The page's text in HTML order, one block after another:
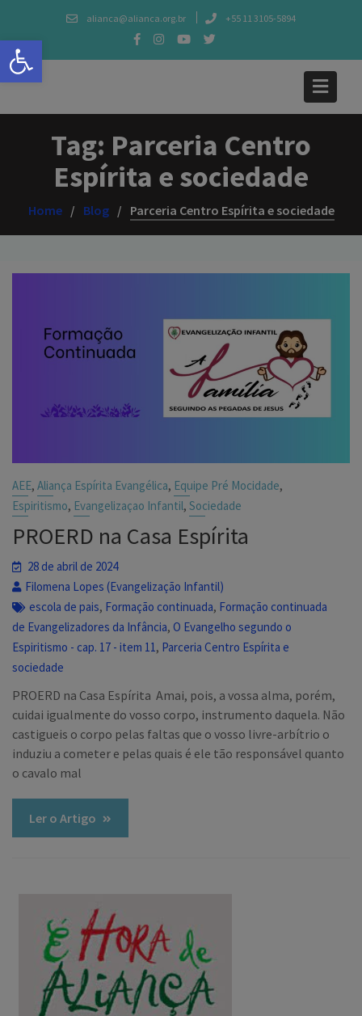
Abrir a barra de ferramentas
content
alianca@alianca.org.br +55 11 3105-5894
Tag: Parceria Centro
Espírita e sociedade
Home Blog Parceria Centro Espírita e sociedade
AEE,Aliança Espírita Evangélica, Equipe Pré Mocidade,
Espiritismo, Evangelizaçao Infantil,Sociedade
PROERD na Casa Espírita
28 de abril de 2024
Filomena Lopes (Evangelização Infantil)
escola de pais, Formação continuada, Formação continuada
de Evangelizadores da Infância,O Evangelho segundo o
Espiritismo - cap. 17 - item 11, Parceria Centro Espírita e
sociedade
PROERD na Casa Espírita Amai, pois, a vossa alma, porém,
cuidai igualmente do vosso corpo, instrumento daquela. Não
castigueis o corpo pelas faltas que o vosso livre-arbítrio o
induziu a cometer e pelas quais é ele tão responsável quanto
o cavalo mal
Ler o Artigo